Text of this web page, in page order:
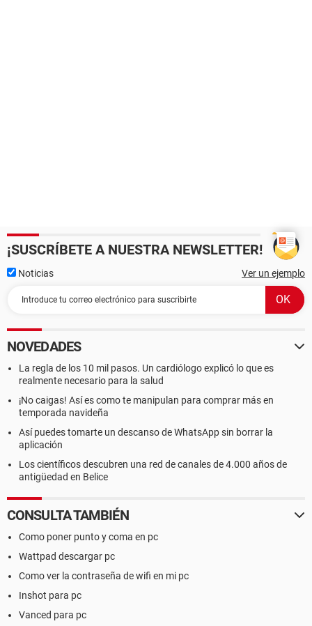
¡SUSCRÍBETE A NUESTRA NEWSLETTER!
Noticias Ver un ejemplo
NOVEDADES
La regla de los 10 mil pasos. Un cardiólogo explicó lo que es
realmente necesario para la salud
¡No caigas! Así es como te manipulan para comprar más en
temporada navideña
Así puedes tomarte un descanso de WhatsApp sin borrar la
aplicación
Los científicos descubren una red de canales de 4.000 años de
antigüedad en Belice
CONSULTA TAMBIÉN
Como poner punto y coma en pc
Wattpad descargar pc
Como ver la contraseña de wifi en mi pc
Inshot para pc
Vanced para pc